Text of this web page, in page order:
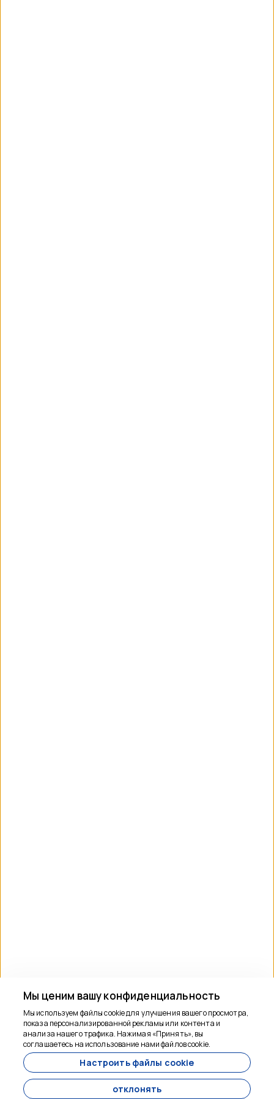
10,530 ₺
За ночь
СОЦИАЛЬНЫЕ МЕДИА
Мы ценим вашу конфиденциальность
Мы используем файлы cookie для улучшения вашего просмотра,
показа персонализированной рекламы или контента и
анализа нашего трафика. Нажимая «Принять», вы
соглашаетесь на использование нами файлов cookie.
Настроить файлы cookie
отклонять
Мы здесь, чтобы
помочь